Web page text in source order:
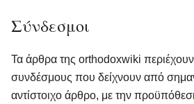
Σύνδεσμοι
Τα άρθρα της orthodoxwiki
συνδέσμους που δείχνουν από
αντίστοιχο άρθρο, με την